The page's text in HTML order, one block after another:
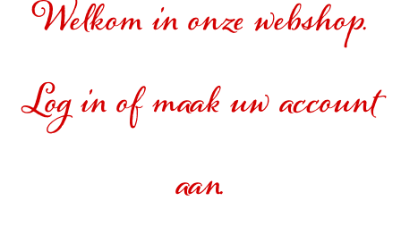
Welkom in onze webshop.
Log in of maak uw account
aan.